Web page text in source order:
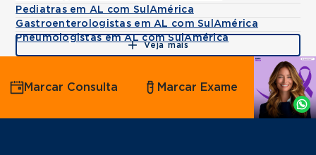
Pediatras em AL com SulAmérica
Gastroenterologistas em AL com SulAmérica
Pneumologistas em AL com SulAmérica
Veja mais
Agende
por
Whatsapp
Marcar Consulta Marcar Exame